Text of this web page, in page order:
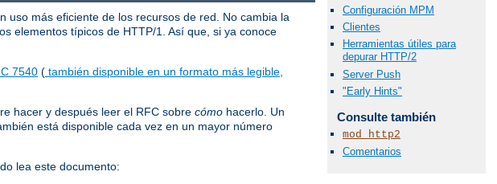
Configuración MPM
Clientes
Herramientas útiles para
depurar HTTP/2
Server Push
"Early Hints"
Consulte también
mod_http2
Comentarios
uso más eficiente de los recursos de red. No cambia la
elementos típicos de HTTP/1. Así que, si ya conoce
7540 ( también disponible en un formato más legible,
hacer y después leer el RFC sobre cómo hacerlo. Un
está disponible cada vez en un mayor número
lea este documento: